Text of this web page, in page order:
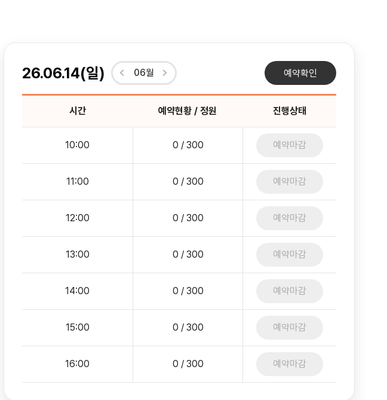
26.06.14(일) 06월 예약확인
시간 예약현황 / 정원 진행상태
10:00 0 / 300 예약마감
11:00 0 / 300 예약마감
12:00 0 / 300 예약마감
13:00 0 / 300 예약마감
14:00 0 / 300 예약마감
15:00 0 / 300 예약마감
16:00 0 / 300 예약마감